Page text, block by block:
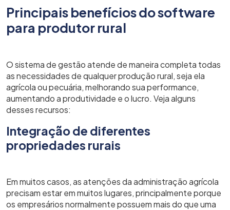
Principais benefícios do software
para produtor rural
O sistema de gestão atende de maneira completa todas
as necessidades de qualquer produção rural, seja ela
agrícola ou pecuária, melhorando sua performance,
aumentando a produtividade e o lucro. Veja alguns
desses recursos:
Integração de diferentes
propriedades rurais
Em muitos casos, as atenções da administração agrícola
precisam estar em muitos lugares, principalmente porque
os empresários normalmente possuem mais do que uma